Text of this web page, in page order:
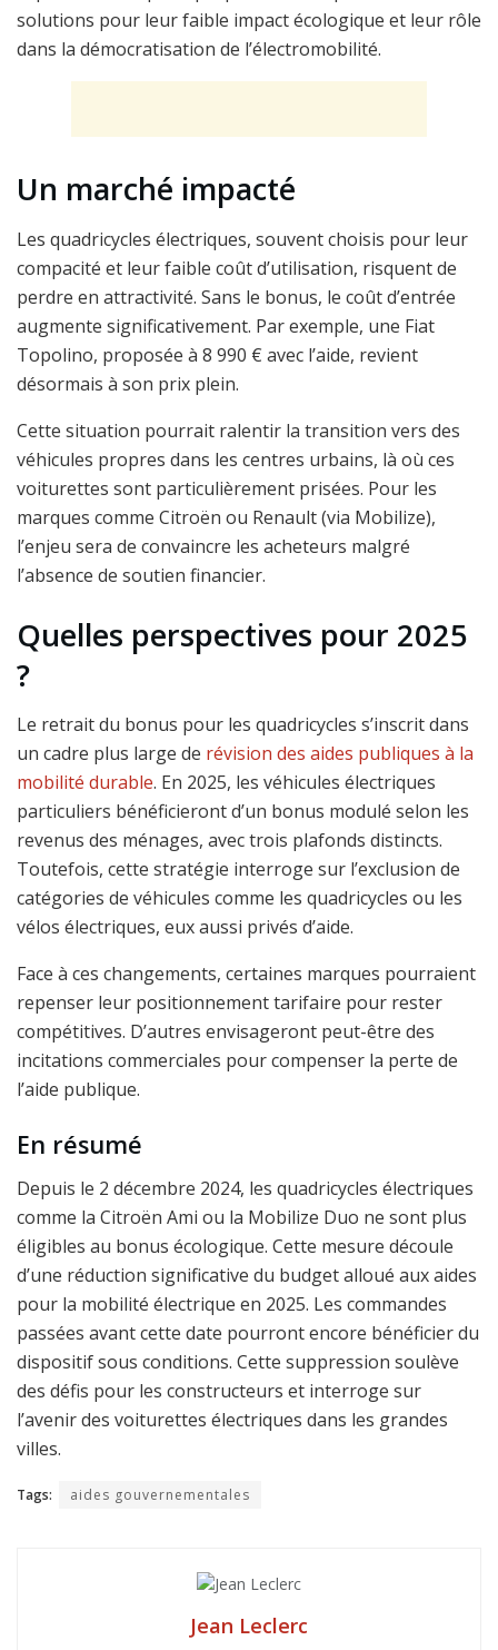
solutions pour leur faible impact écologique et leur rôle
dans la démocratisation de l’électromobilité.
Un marché impacté
Les quadricycles électriques, souvent choisis pour leur
compacité et leur faible coût d’utilisation, risquent de
perdre en attractivité. Sans le bonus, le coût d’entrée
augmente significativement. Par exemple, une Fiat
Topolino, proposée à 8 990 € avec l’aide, revient
désormais à son prix plein.
Cette situation pourrait ralentir la transition vers des
véhicules propres dans les centres urbains, là où ces
voiturettes sont particulièrement prisées. Pour les
marques comme Citroën ou Renault (via Mobilize),
l’enjeu sera de convaincre les acheteurs malgré
l’absence de soutien financier.
Quelles perspectives pour 2025
?
Le retrait du bonus pour les quadricycles s’inscrit dans
un cadre plus large de révision des aides publiques à la
mobilité durable. En 2025, les véhicules électriques
particuliers bénéficieront d’un bonus modulé selon les
revenus des ménages, avec trois plafonds distincts.
Toutefois, cette stratégie interroge sur l’exclusion de
catégories de véhicules comme les quadricycles ou les
vélos électriques, eux aussi privés d’aide.
Face à ces changements, certaines marques pourraient
repenser leur positionnement tarifaire pour rester
compétitives. D’autres envisageront peut-être des
incitations commerciales pour compenser la perte de
l’aide publique.
En résumé
Depuis le 2 décembre 2024, les quadricycles électriques
comme la Citroën Ami ou la Mobilize Duo ne sont plus
éligibles au bonus écologique. Cette mesure découle
d’une réduction significative du budget alloué aux aides
pour la mobilité électrique en 2025. Les commandes
passées avant cette date pourront encore bénéficier du
dispositif sous conditions. Cette suppression soulève
des défis pour les constructeurs et interroge sur
l’avenir des voiturettes électriques dans les grandes
villes.
Tags: aides gouvernementales
Jean Leclerc